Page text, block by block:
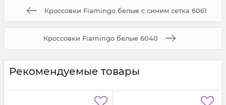
Кроссовки Fiamingo белые с синим сетка 6061
Кроссовки Fiamingo белые 6040
Рекомендуемые товары